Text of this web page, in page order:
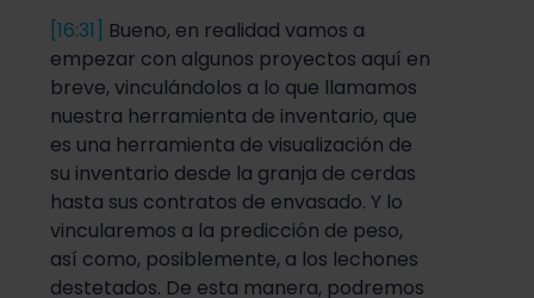
[16:31] Bueno, en realidad vamos a
empezar con algunos proyectos aquí en
breve, vinculándolos a lo que llamamos
nuestra herramienta de inventario, que
es una herramienta de visualización de
su inventario desde la granja de cerdas
hasta sus contratos de envasado. Y lo
vincularemos a la predicción de peso,
así como, posiblemente, a los lechones
destetados. De esta manera, podremos